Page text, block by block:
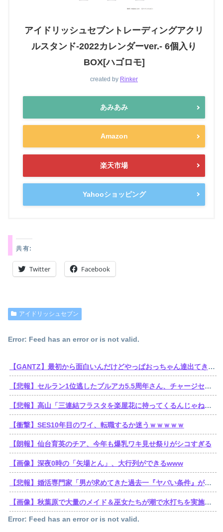
アイドリッシュセブントレーディングアクリ
ルスタンド-2022カレンダーver.- 6個入り
BOX[ハゴロモ]
created by Rinker
あみあみ
Amazon
楽天市場
Yahooショッピング
共有:
Twitter Facebook
アイドリッシュセブン
Error: Feed has an error or is not valid.
【GANTZ】最初から面白いんだけどやっぱおっちゃん達出てきてから加速しだすなって…
【悲報】セルラン1位逃したブルアカ5.5周年さん、チャージセンターを言い訳にするも他のソシャゲもチャージセンター在りきでセルラン1位取ってることを指摘される
【悲報】高山「三連結フラスタを楽屋花に持ってくるんじゃねえぞ」学マスの三連結フラスタがシャニマスの注意書きで名指しされてしまう
【衝撃】SES10年目のワイ、転職するか迷うｗｗｗｗｗ
【朗報】仙台育英のチア、今年も爆乳ワキ見せ祭りがシコすぎる
【画像】深夜0時の「矢場とん」、大行列ができるwww
【悲報】婚活専門家「男が求めてきた過去一『ヤバい条件』がこれｗ」
【画像】秋葉原で大量のメイド＆巫女たちが潮で水打ちを実施www
Error: Feed has an error or is not valid.